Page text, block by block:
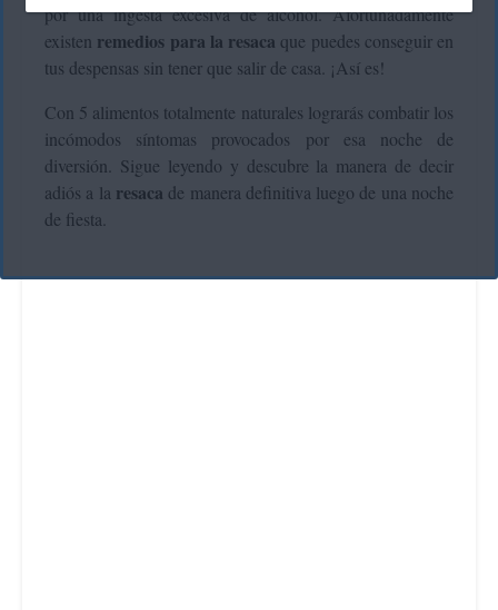
por una ingesta excesiva de alcohol. Afortunadamente
existen remedios para la resaca que puedes conseguir en
tus despensas sin tener que salir de casa. ¡Así es!
Con 5 alimentos totalmente naturales lograrás combatir los
incómodos síntomas provocados por esa noche de
diversión. Sigue leyendo y descubre la manera de decir
adiós a la resaca de manera definitiva luego de una noche
de fiesta.